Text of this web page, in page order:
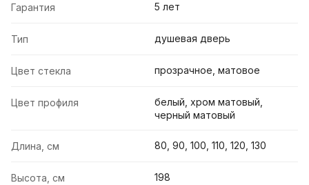
Гарантия 5 лет
Тип душевая дверь
Цвет стекла прозрачное, матовое
Цвет профиля
белый, хром матовый,
черный матовый
Длина, см 80, 90, 100, 110, 120, 130
Высота, см 198